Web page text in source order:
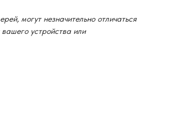
могут незначительно отличаться
устройства или